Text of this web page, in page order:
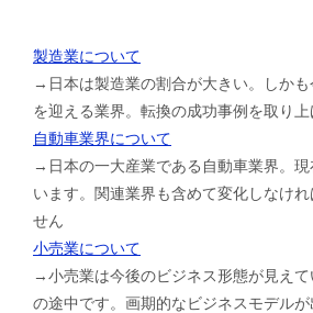
製造業について
→日本は製造業の割合が大きい。しか
を迎える業界。転換の成功事例を取り上
自動車業界について
→日本の一大産業である自動車業界。現
います。関連業界も含めて変化しなけ
せん
小売業について
→小売業は今後のビジネス形態が見え
の途中です。画期的なビジネスモデル